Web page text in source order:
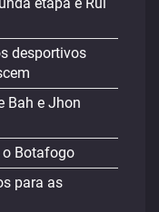
desportivos
Bah e Jhon
o Botafogo
para as